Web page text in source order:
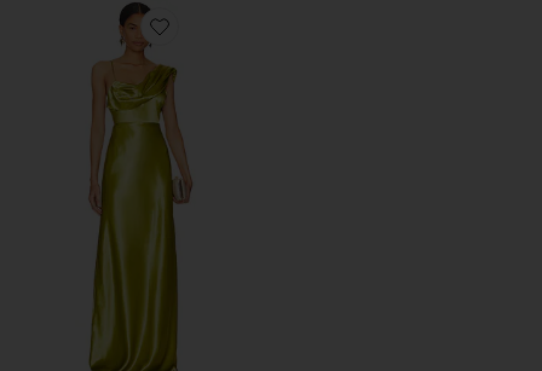
Favorite ANTONIA ガウン